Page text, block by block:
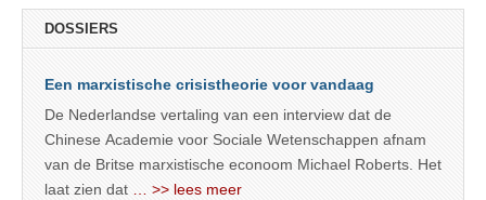
DOSSIERS
Een marxistische crisistheorie voor vandaag
De Nederlandse vertaling van een interview dat de
Chinese Academie voor Sociale Wetenschappen afnam
van de Britse marxistische econoom Michael Roberts. Het
laat zien dat … >> lees meer